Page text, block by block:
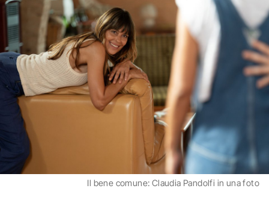
Il bene comune: Claudia Pandolfi in una foto